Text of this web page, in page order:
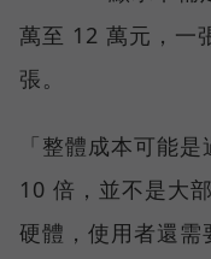
萬至 12 萬元，一
張。
「整體成本可能
10 倍，並不是大
硬體，使用者還